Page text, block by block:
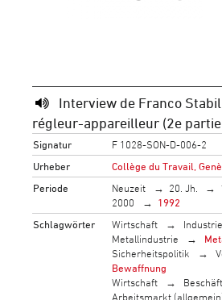
Interview de Franco
régleur-appareilleur (2e
Signatur
F 1028-SON-D-006-2
Urheber
Collège du Travail,
Periode
Neuzeit 20. Jh.
2000
1992
Schlagwörter
Wirtschaft Industrie
Metallindustrie
Sicherheitspolitik
Bewaffnung
Wirtschaft
Arbeitsmarkt